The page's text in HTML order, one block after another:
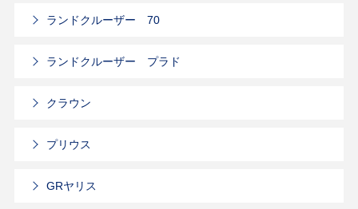
ランドクルーザー 70
ランドクルーザー プラド
クラウン
プリウス
GRヤリス